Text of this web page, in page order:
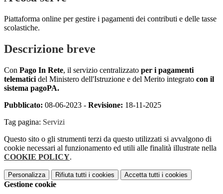
Piattaforma online per gestire i pagamenti dei contributi e delle tasse
scolastiche.
Descrizione breve
Con Pago In Rete, il servizio centralizzato per i pagamenti
telematici del Ministero dell'Istruzione e del Merito integrato con il
sistema pagoPA.
Pubblicato: 08-06-2023 - Revisione: 18-11-2025
Tag pagina: Servizi
Questo sito o gli strumenti terzi da questo utilizzati si avvalgono di
cookie necessari al funzionamento ed utili alle finalità illustrate nella
COOKIE POLICY.
Personalizza Rifiuta tutti i cookies Accetta tutti i cookies
Gestione cookie